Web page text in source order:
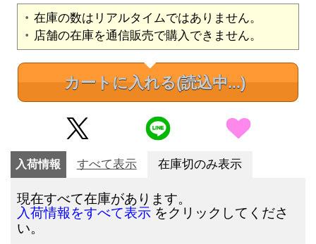
在庫の数はリアルタイムではありません。
店舗の在庫を通信販売で購入できません。
カートに入れる(読込中...)
入荷情報 すべて表示 在庫切のみ表示
現在すべて在庫があります。
入荷情報をすべて表示 をクリックしてくださ
い。